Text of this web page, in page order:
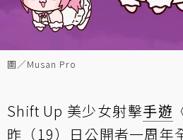
圖／Musan Pro
Shift Up 美少女射擊手遊
昨（19）日公開者一周年